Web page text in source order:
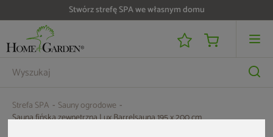
Stwórz strefę SPA we własnym domu
Strefa SPA
Sauny ogrodowe
Sauna fińska zewnętrzna Lux Barrelsauna 195 x 200 cm